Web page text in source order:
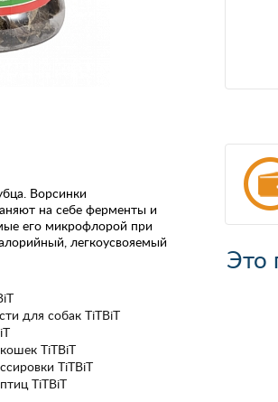
Ворсинки
на себе ферменты и
его микрофлорой при
легкоусвояемый
для собак TiTBiT
TiTBiT
TiTBiT
TiTBiT
Это